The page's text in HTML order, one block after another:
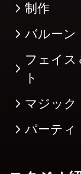
制作
バルーン
フェイス
ト
マジック
パーティ